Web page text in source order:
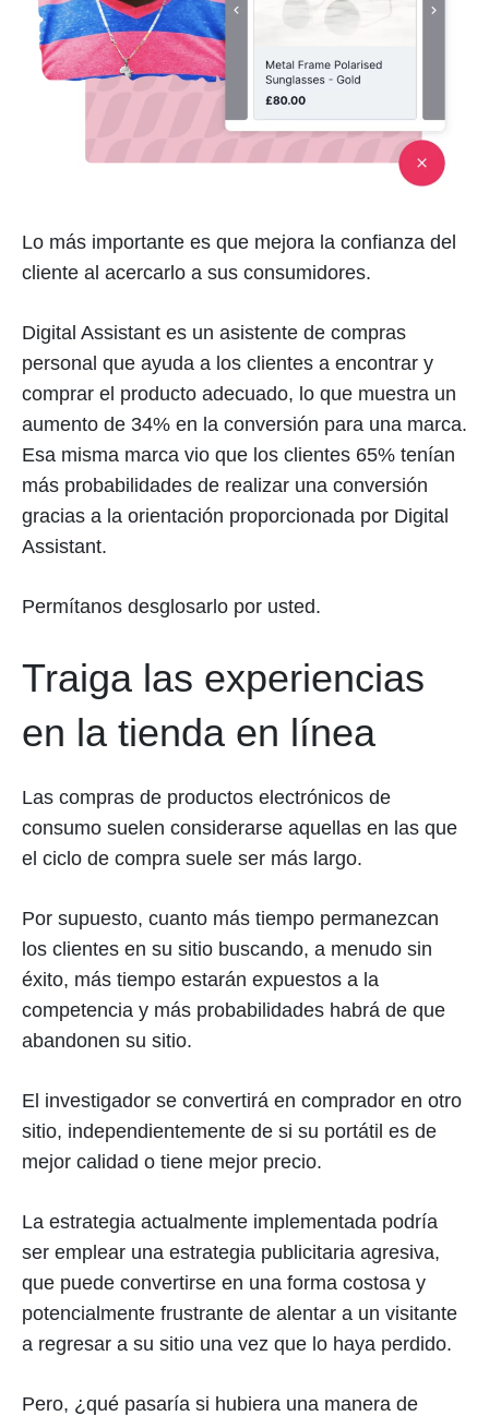
Lo más importante es que mejora la confianza del
cliente al acercarlo a sus consumidores.
Digital Assistant es un asistente de compras
personal que ayuda a los clientes a encontrar y
comprar el producto adecuado, lo que muestra un
aumento de 34% en la conversión para una marca.
Esa misma marca vio que los clientes 65% tenían
más probabilidades de realizar una conversión
gracias a la orientación proporcionada por Digital
Assistant.
Permítanos desglosarlo por usted.
Traiga las experiencias
en la tienda en línea
Las compras de productos electrónicos de
consumo suelen considerarse aquellas en las que
el ciclo de compra suele ser más largo.
Por supuesto, cuanto más tiempo permanezcan
los clientes en su sitio buscando, a menudo sin
éxito, más tiempo estarán expuestos a la
competencia y más probabilidades habrá de que
abandonen su sitio.
El investigador se convertirá en comprador en otro
sitio, independientemente de si su portátil es de
mejor calidad o tiene mejor precio.
La estrategia actualmente implementada podría
ser emplear una estrategia publicitaria agresiva,
que puede convertirse en una forma costosa y
potencialmente frustrante de alentar a un visitante
a regresar a su sitio una vez que lo haya perdido.
Pero, ¿qué pasaría si hubiera una manera de